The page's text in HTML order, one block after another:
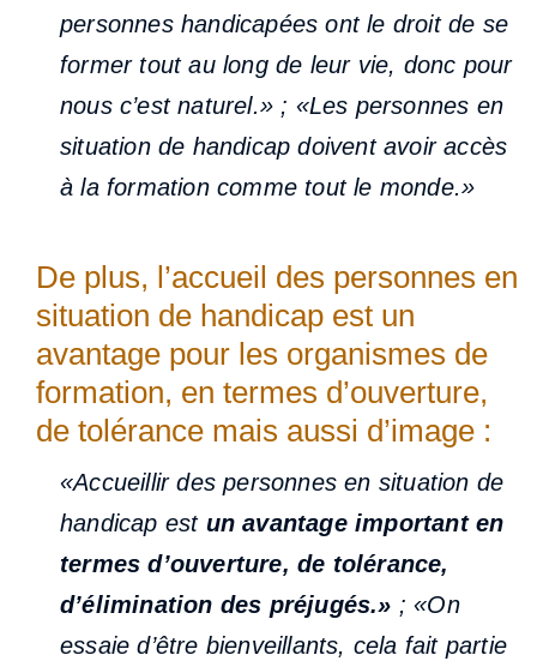
personnes handicapées ont le droit de se
former tout au long de leur vie, donc pour
nous c’est naturel.» ; «Les personnes en
situation de handicap doivent avoir accès
à la formation comme tout le monde.»
De plus, l’accueil des personnes en
situation de handicap est un
avantage pour les organismes de
formation, en termes d’ouverture,
de tolérance mais aussi d’image :
«Accueillir des personnes en situation de
handicap est un avantage important en
termes d’ouverture, de tolérance,
d’élimination des préjugés.» ; «On
essaie d’être bienveillants, cela fait partie